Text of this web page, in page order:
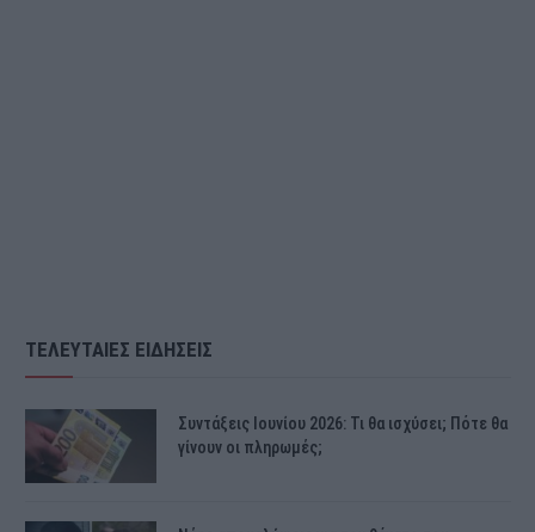
ΤΕΛΕΥΤΑΙΕΣ ΕΙΔΗΣΕΙΣ
Συντάξεις Ιουνίου 2026: Τι θα ισχύσει; Πότε θα
γίνουν οι πληρωμές;